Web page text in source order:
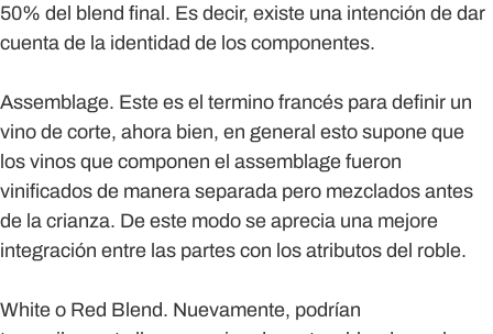
50% del blend final. Es decir, existe una intención de dar
cuenta de la identidad de los componentes.
Assemblage. Este es el termino francés para definir un
vino de corte, ahora bien, en general esto supone que
los vinos que componen el assemblage fueron
vinificados de manera separada pero mezclados antes
de la crianza. De este modo se aprecia una mejore
integración entre las partes con los atributos del roble.
White o Red Blend. Nuevamente, podrían